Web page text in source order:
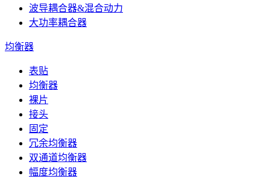
波导耦合器&混合动力
大功率耦合器
均衡器
表贴
均衡器
裸片
接头
固定
冗余均衡器
双通道均衡器
幅度均衡器